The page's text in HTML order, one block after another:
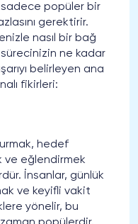
sadece popüler bir
gerektirir.
nasıl bir bağ
sürecinizin ne kadar
belirleyen ana
fikirleri:
hedef
ve eğlendirmek
İnsanlar, günlük
ve keyifli vakit
yönelir, bu